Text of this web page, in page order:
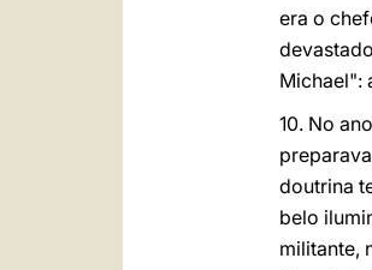
era o
Michael":
10. No
doutrina
belo
militante,